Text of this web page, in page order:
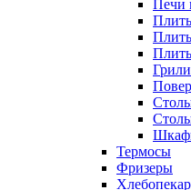
Печи
Термосы
Фризеры